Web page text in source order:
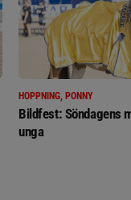
HOPPNING, PONNY
Bildfest: Söndagens
unga